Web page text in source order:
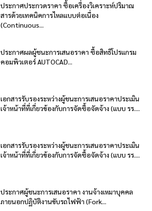
ประกาศประกวดราคา ซื้อเครื่องวิเคราะห์ปริมาณ
สารด้วยเทคนิคการไหลแบบต่อเนื่อง
(Continuous...
ประกาศผลผู้ชนะการเสนอราคา ซื้อสิทธิโปรแกรม
คอมพิวเตอร์ AUTOCAD...
เอกสารรับรองระหว่างผู้ชนะการเสนอราคาประเมิน
เจ้าหน้าที่ที่เกี่ยวข้องกับการจัดซื้อจัดจ้าง (แบบ รร....
เอกสารรับรองระหว่างผู้ชนะการเสนอราคาประเมิน
เจ้าหน้าที่ที่เกี่ยวข้องกับการจัดซื้อจัดจ้าง (แบบ รร....
ประกาศผู้ชนะการเสนอราคา งานจ้างเหมาบุคคล
ภายนอกปฏิบัติงานขับรถไฟฟ้า (Fork...